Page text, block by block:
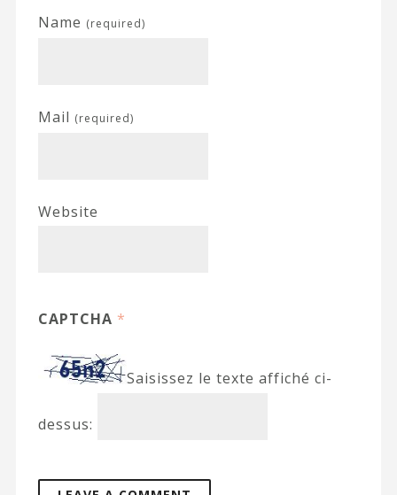
Name (required)
Mail (required)
Website
CAPTCHA *
Saisissez le texte affiché ci-
dessus: